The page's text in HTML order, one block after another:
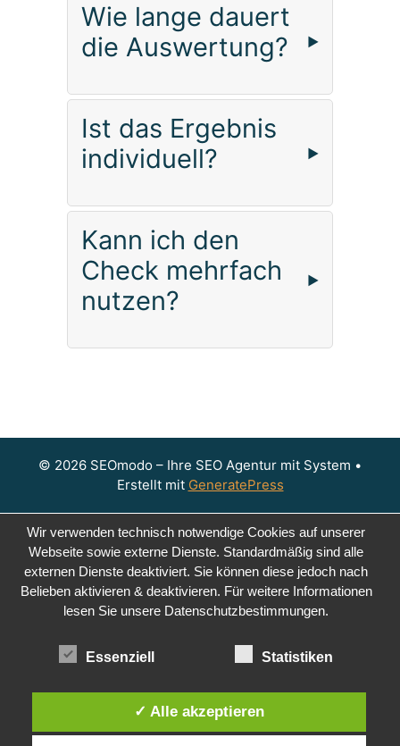
Wie lange dauert
die Auswertung?
Ist das Ergebnis
individuell?
Kann ich den
Check mehrfach
nutzen?
© 2026 SEOmodo – Ihre SEO Agentur mit System •
Erstellt mit GeneratePress
Wir verwenden technisch notwendige Cookies auf unserer
Webseite sowie externe Dienste. Standardmäßig sind alle
externen Dienste deaktiviert. Sie können diese jedoch nach
Belieben aktivieren & deaktivieren. Für weitere Informationen
lesen Sie unsere Datenschutzbestimmungen.
Essenziell Statistiken
✓ Alle akzeptieren